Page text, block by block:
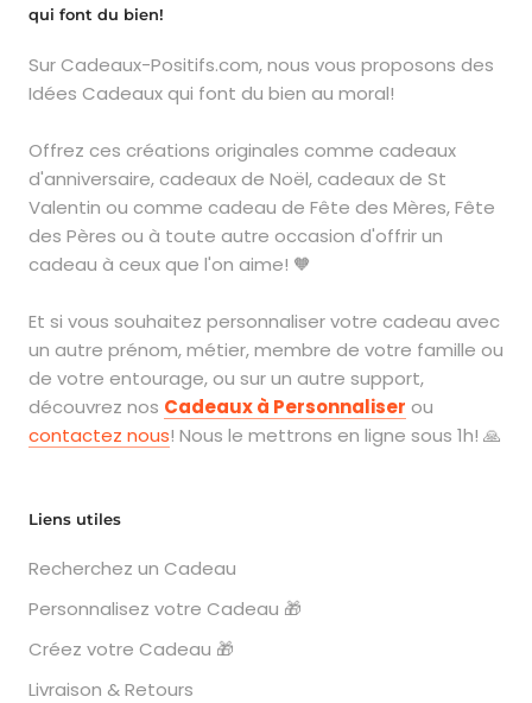
qui font du bien!
Sur Cadeaux-Positifs.com, nous vous proposons des
Idées Cadeaux qui font du bien au moral!
Offrez ces créations originales comme cadeaux
d'anniversaire, cadeaux de Noël, cadeaux de St
Valentin ou comme cadeau de Fête des Mères, Fête
des Pères ou à toute autre occasion d'offrir un
cadeau à ceux que l'on aime! 🧡
Et si vous souhaitez personnaliser votre cadeau avec
un autre prénom, métier, membre de votre famille ou
de votre entourage, ou sur un autre support,
découvrez nos Cadeaux à Personnaliser ou
contactez nous! Nous le mettrons en ligne sous 1h! 🙏
Liens utiles
Recherchez un Cadeau
Personnalisez votre Cadeau 🎁
Créez votre Cadeau 🎁
Livraison & Retours